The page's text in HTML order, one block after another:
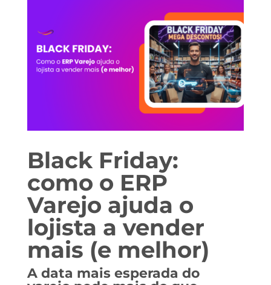
Black Friday:
como o ERP
Varejo ajuda o
lojista a vender
mais (e melhor)
A data mais esperada do